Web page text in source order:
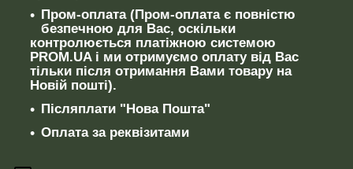
Пром-оплата (Пром-оплата є повністю
безпечною для Вас, оскільки
контролюється платіжною системою
PROM.UA і ми отримуємо оплату від Вас
тільки після отримання Вами товару на
Новій пошті).
Післяплати "Нова Пошта"
Оплата за реквізитами